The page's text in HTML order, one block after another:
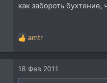
как забороть
Р
е
к
ц
amtr
18 Фев 2011